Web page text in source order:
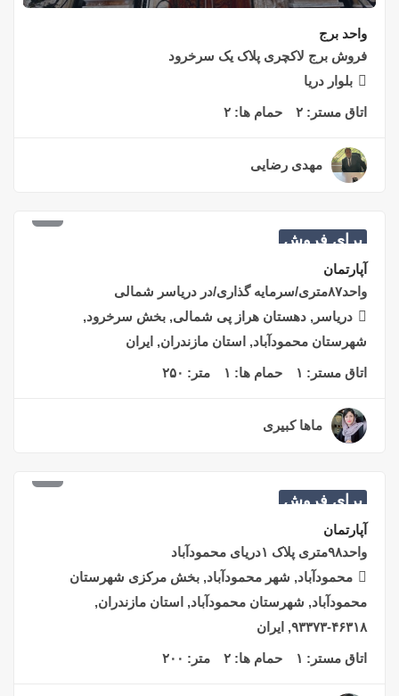
واحد برج
فروش برج لاکچری پلاک یک سرخرود
بلوار دریا
اتاق مستر: ۲ حمام ها: ۲
مهدی رضایی
برای فروش
متری۳۵,۰۰۰,۰۰۰
واحد۸۷متری/سرمایه گذاری/در دریاسر شمالی
دریاسر, دهستان هراز پی شمالی, بخش سرخرود,
شهرستان محمودآباد, استان مازندران, ایران
اتاق مستر:۱ حمام ها:۱ متر:۲۵۰
ماها کبیری